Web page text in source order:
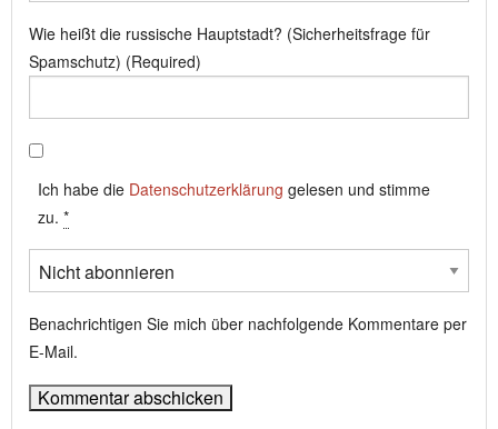
Wie heißt die russische Hauptstadt? (Sicherheitsfrage für
Spamschutz) (Required)
Ich habe die Datenschutzerklärung gelesen und stimme
zu. *
Benachrichtigen Sie mich über nachfolgende Kommentare per
E-Mail.